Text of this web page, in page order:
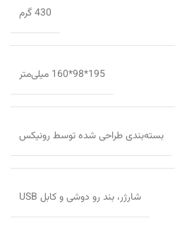
430 گرم
195*98*160 میلی‌متر
بسته‌بندی طراحی شده توسط رونیکس
شارژر، بند رو دوشی و کابل USB